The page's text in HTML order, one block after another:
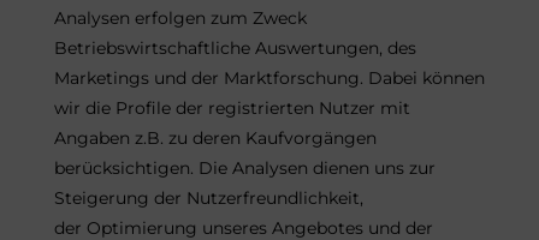
Analysen erfolgen zum Zweck
Betriebswirtschaftliche Auswertungen, des
Marketings und der Marktforschung. Dabei können
wir die Profile der registrierten Nutzer mit
Angaben z.B. zu deren Kaufvorgängen
berücksichtigen. Die Analysen dienen uns zur
Steigerung der Nutzerfreundlichkeit,
der Optimierung unseres Angebotes und der